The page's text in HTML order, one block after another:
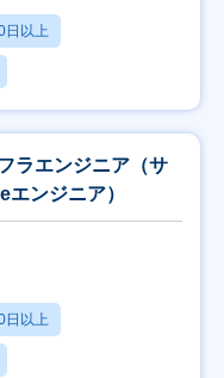
日以上
ラエンジニア（サ
ンジニア）
日以上